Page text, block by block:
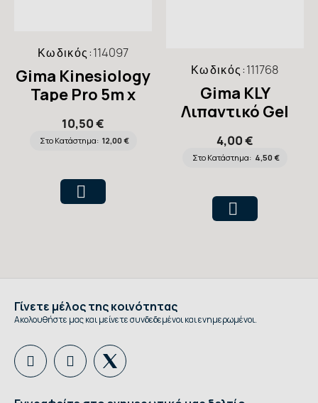
Κωδικός:114097
Gima Kinesiology
Tape Pro 5m x
5cm Skin 34757
10,50 €
Στο Κατάστημα: 12,00 €
Κωδικός:111768
Gima KLY
Λιπαντικό Gel
4,00 €
Στο Κατάστημα: 4,50 €
Γίνετε μέλος της κοινότητας
Ακολουθήστε μας και μείνετε συνδεδεμένοι και ενημερωμένοι.